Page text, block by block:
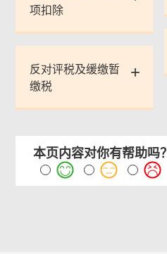
项扣除
反对评税及缓缴暂
缴税
本页内容对你有帮助吗？